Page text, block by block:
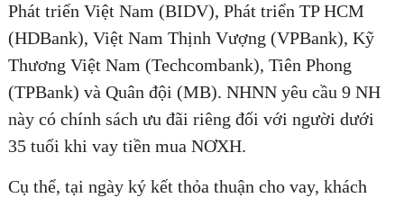
Phát triển Việt Nam (BIDV), Phát triển TP HCM
(HDBank), Việt Nam Thịnh Vượng (VPBank), Kỹ
Thương Việt Nam (Techcombank), Tiên Phong
(TPBank) và Quân đội (MB). NHNN yêu cầu 9 NH
này có chính sách ưu đãi riêng đối với người dưới
35 tuổi khi vay tiền mua NƠXH.
Cụ thể, tại ngày ký kết thỏa thuận cho vay, khách